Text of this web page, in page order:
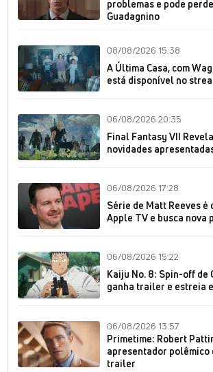
problemas e pode
Guadagnino
08/08/2026 15:38
A Última Casa, com
está disponível no
06/08/2026 20:35
Final Fantasy VII
novidades
06/08/2026 17:28
Série de Matt Reeves
Apple TV e busca nova
06/08/2026 15:22
Kaiju No. 8: Spin-off de
ganha trailer e estreia
06/08/2026 13:57
Primetime: Robert
apresentador polêmico
trailer